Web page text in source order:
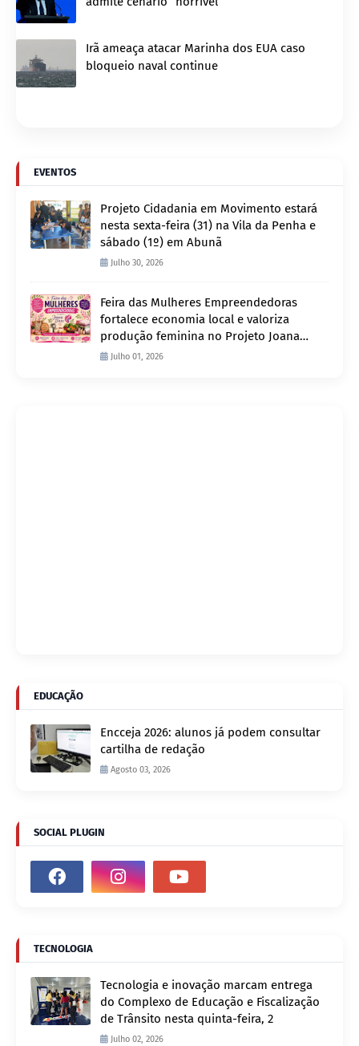
Irã ameaça atacar Marinha dos EUA caso
bloqueio naval continue
EVENTOS
Projeto Cidadania em Movimento estará
nesta sexta-feira (31) na Vila da Penha e
sábado (1º) em Abunã
Julho 30, 2026
Feira das Mulheres Empreendedoras
fortalece economia local e valoriza
produção feminina no Projeto Joana
D’Arc
Julho 01, 2026
EDUCAÇÃO
Encceja 2026: alunos já podem consultar
cartilha de redação
Agosto 03, 2026
SOCIAL PLUGIN
TECNOLOGIA
Tecnologia e inovação marcam entrega
do Complexo de Educação e Fiscalização
de Trânsito nesta quinta-feira, 2
Julho 02, 2026